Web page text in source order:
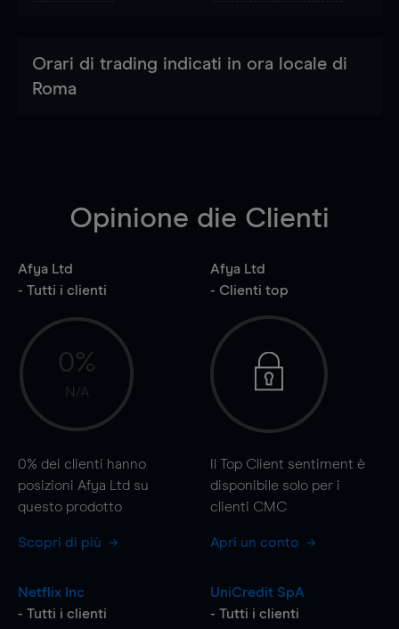
Orari di trading indicati in ora locale di
Roma
Opinione die Clienti
Afya Ltd
- Tutti i clienti
0%
N/A
0% dei clienti hanno
posizioni Afya Ltd su
questo prodotto
Scopri di più
Afya Ltd
- Clienti top
Il Top Client sentiment è
disponibile solo per i
clienti CMC
Apri un conto
Netflix Inc
- Tutti i clienti
UniCredit SpA
- Tutti i clienti